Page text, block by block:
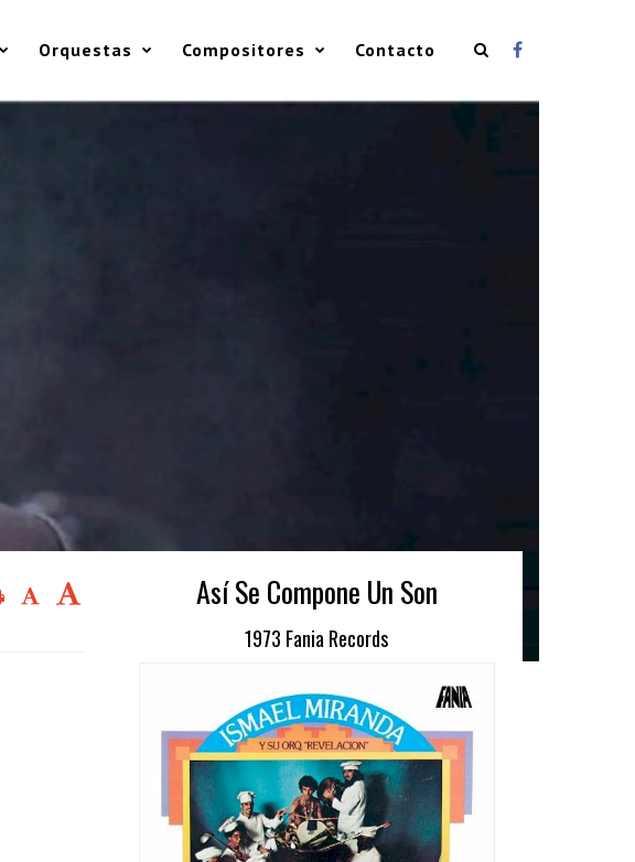
Orquestas Compositores Contacto
Así Se Compone Un Son
1973 Fania Records